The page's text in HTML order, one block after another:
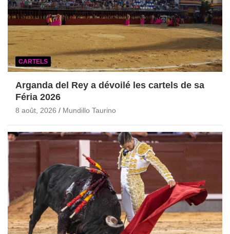
CARTELS
Arganda del Rey a dévoilé les cartels de sa
Féria 2026
8 août, 2026 Mundillo Taurino